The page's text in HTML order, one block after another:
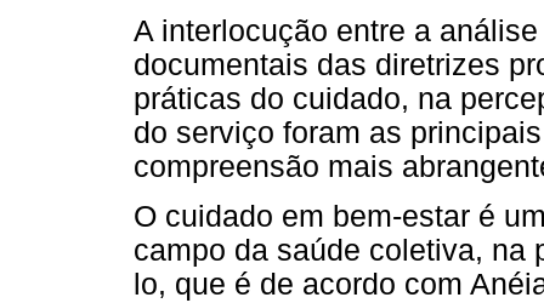
A interlocução entre a
documentais das diretrizes
práticas do cuidado, na
do serviço foram as
compreensão mais
O cuidado em bem-estar é
campo da saúde coletiva, na
lo, que é de acordo com